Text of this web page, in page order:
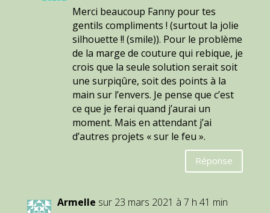
Merci beaucoup Fanny pour tes
gentils compliments ! (surtout la jolie
silhouette !! (smile)). Pour le problème
de la marge de couture qui rebique, je
crois que la seule solution serait soit
une surpiqûre, soit des points à la
main sur l’envers. Je pense que c’est
ce que je ferai quand j’aurai un
moment. Mais en attendant j’ai
d’autres projets « sur le feu ».
Réponse
Armelle sur 23 mars 2021 à 7 h 41 min